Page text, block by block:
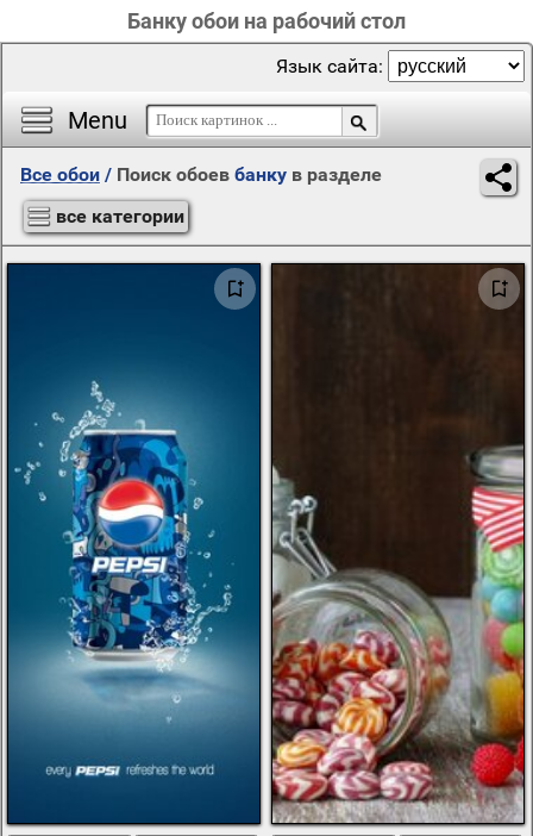
Банку обои на рабочий стол
Menu
Язык сайта:
Все обои / Поиск обоев банку в разделе
все категории